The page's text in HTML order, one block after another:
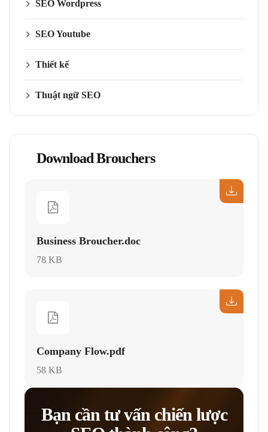
SEO Wordpress
SEO Youtube
Thiết kế
Thuật ngữ SEO
Download Brouchers
Business Broucher.doc
78 KB
Company Flow.pdf
58 KB
Bạn cần tư vấn chiến lược